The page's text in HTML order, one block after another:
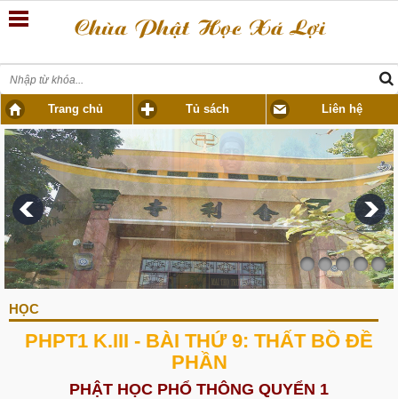
Trang chủ Tủ sách Liên hệ
HỌC
PHPT1 K.III - BÀI THỨ 9: THẤT BỒ ÐỀ
PHẦN
PHẬT HỌC PHỔ THÔNG QUYỂN 1